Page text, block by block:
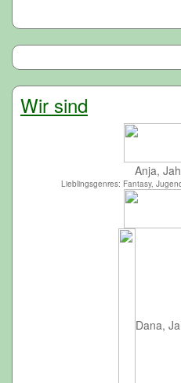
Wir sind
Anja,
Lieblingsgenres: Fantasy,
Dana,